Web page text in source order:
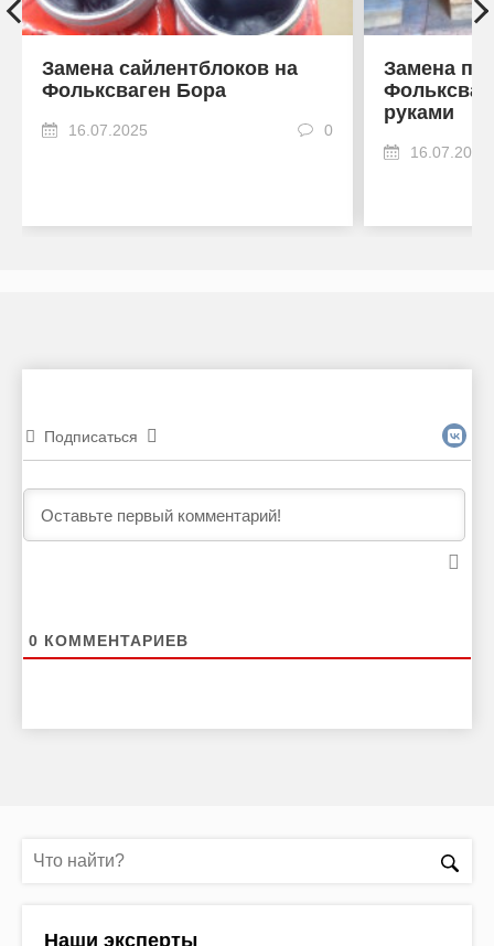
Замена сайлентблоков на
Фольксваген Бора
16.07.2025 0
Замена
руками
16.07.2025
Подписаться
0 КОММЕНТАРИЕВ
Наши эксперты